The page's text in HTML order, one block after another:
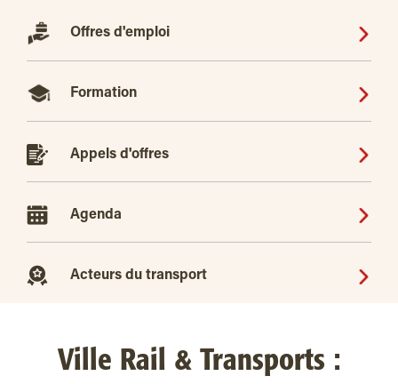
Offres d'emploi
Formation
Appels d'offres
Agenda
Acteurs du transport
Ville Rail & Transports :